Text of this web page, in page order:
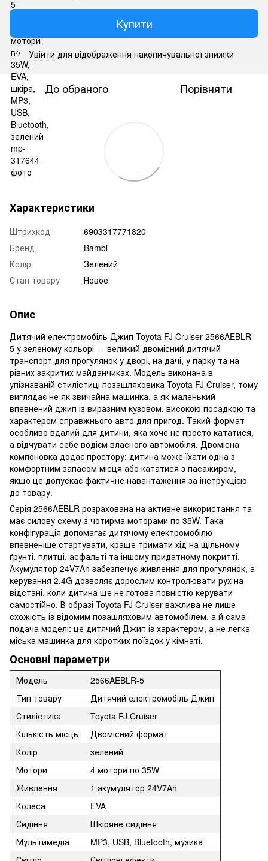
Купити
% Увійти для відображення накопичувальної знижки
До обраного Порівняти
Характеристики
Штрихкод
6903317771820
Бренд
Bambi
Колір
Зелений
Стан товару
Новое
Опис
Дитячий електромобіль Джип Toyota FJ Cruiser 2566AEBLR-
5 у зеленому кольорі — великий двомісний дитячий
транспорт для прогулянок у дворі, на дачі, у парку та на
рівних закритих майданчиках. Модель виконана в
упізнаваній стилістиці позашляховика Toyota FJ Cruiser, тому
виглядає не як звичайна машинка, а як маленький
впевнений джип із виразним кузовом, високою посадкою та
характером справжнього авто для пригод. Такий формат
особливо вдалий для дитини, яка хоче не просто кататися,
а відчувати себе водієм власного автомобіля. Двомісна
компоновка додає простору: дитина може їхати одна з
комфортним запасом місця або кататися з пасажиром,
якщо це допускає фактичне навантаження за інструкцією
до товару.
Серія 2566AEBLR розрахована на активне використання та
має силову схему з чотирма моторами по 35W. Така
конфігурація допомагає дитячому електромобілю
впевненіше стартувати, краще тримати хід на щільному
ґрунті, плитці, асфальті та іншому придатному покритті.
Акумулятор 24V7Ah забезпечує живлення для прогулянок, а
керування 2,4G дозволяє дорослим контролювати рух на
відстані, коли дитина ще не готова повністю керувати
самостійно. В образі Toyota FJ Cruiser важлива не лише
схожість із відомим позашляховим автомобілем, а й сама
подача моделі: це дитячий Джип із характером, а не легка
міська машинка для коротких поїздок у кімнаті.
Основні параметри
Модель
2566AEBLR-5
Тип товару
Дитячий електромобіль Джип
Стилістика
Toyota FJ Cruiser
Кількість місць
Двомісний формат
Колір
зелений
Мотори
4 мотори по 35W
Живлення
1 акумулятор 24V7Ah
Колеса
EVA
Сидіння
Шкіряне сидіння
Мультимедіа
MP3, USB, Bluetooth, музика